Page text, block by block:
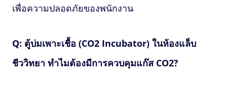
เพื่อความปลอดภัยของพนักงาน
Q: ตู้บ่มเพาะเชื้อ (CO2 Incubator) ในห้องแล็บ
ชีววิทยา ทำไมต้องมีการควบคุมแก๊ส CO2?